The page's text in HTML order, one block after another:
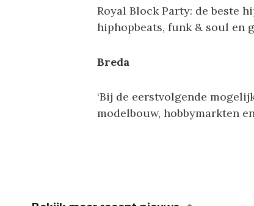
Royal Block Party: de beste
hiphopbeats, funk & soul en
Breda
‘Bij de eerstvolgende
modelbouw, hobbymarkten